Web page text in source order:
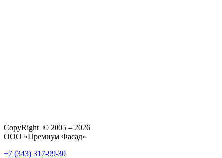
CopyRight © 2005 – 2026
ООО «Премиум Фасад»
+7 (343) 317-99-30